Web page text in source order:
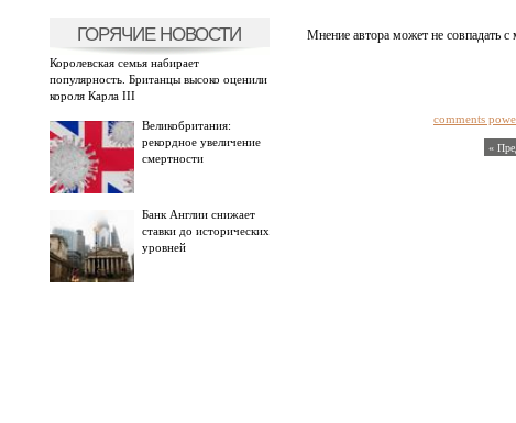
ГОРЯЧИЕ НОВОСТИ
Королевская семья набирает
популярность. Британцы высоко оценили
короля Карла III
Великобритания:
рекордное увеличение
смертности
Банк Англии снижает
ставки до исторических
уровней
Мнение автора может не совпадать
comments
«